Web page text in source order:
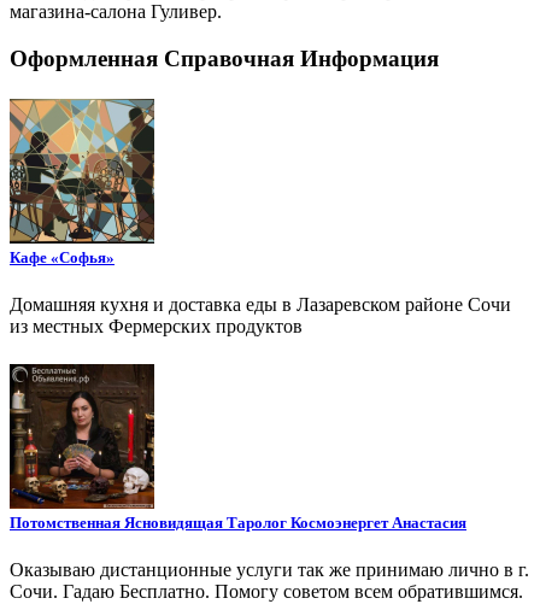
магазина-салона Гуливер.
Оформленная Справочная Информация
Кафе «Софья»
Домашняя кухня и доставка еды в Лазаревском районе Сочи
из местных Фермерских продуктов
Потомственная Ясновидящая Таролог Космоэнергет Анастасия
Оказываю дистанционные услуги так же принимаю лично в г.
Сочи. Гадаю Бесплатно. Помогу советом всем обратившимся.